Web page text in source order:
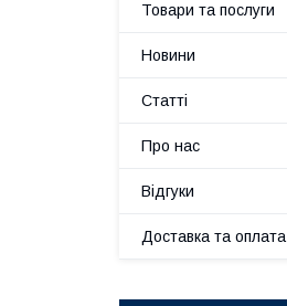
Товари та послуги
Новини
Статті
Про нас
Відгуки
Доставка та оплата